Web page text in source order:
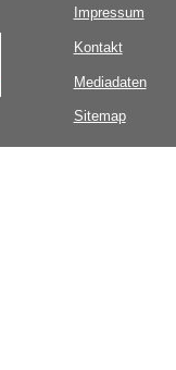
Impressum
Kontakt
Mediadaten
Sitemap